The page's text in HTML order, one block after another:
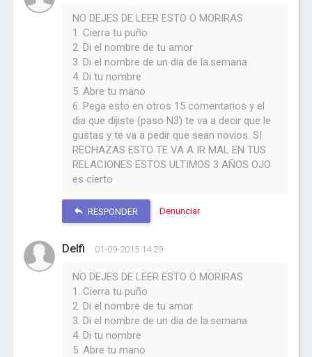
NO DEJES DE LEER ESTO O MORIRAS
1. Cierra tu puño
2. Di el nombre de tu amor
3. Di el nombre de un dia de la.semana
4. Di tu nombre
5. Abre tu mano
6. Pega esto en otros 15 comentarios y el
dia que dijiste (paso N3) te va a decir que le
gustas y te va a pedir que sean novios. SI
RECHAZAS ESTO TE VA A IR MAL EN TUS
RELACIONES ESTOS ULTIMOS 3 AÑOS OJO
es cierto
RESPONDER Denunciar
Delfi 01-09-2015 14:29
NO DEJES DE LEER ESTO O MORIRAS
1. Cierra tu puño
2. Di el nombre de tu amor
3. Di el nombre de un dia de la.semana
4. Di tu nombre
5. Abre tu mano